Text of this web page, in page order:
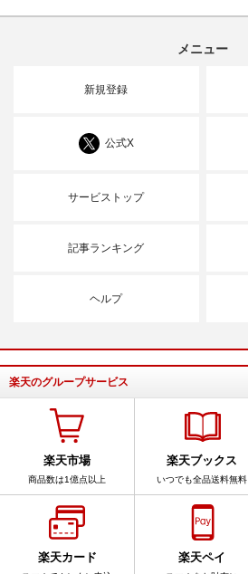
メニュー
新規登録
公式X
サービストップ
記事ランキング
ヘルプ
楽天のグループサービス
楽天市場
商品数は1億点以上
楽天ブックス
いつでも全品送料無料
楽天カード 楽天ペイ